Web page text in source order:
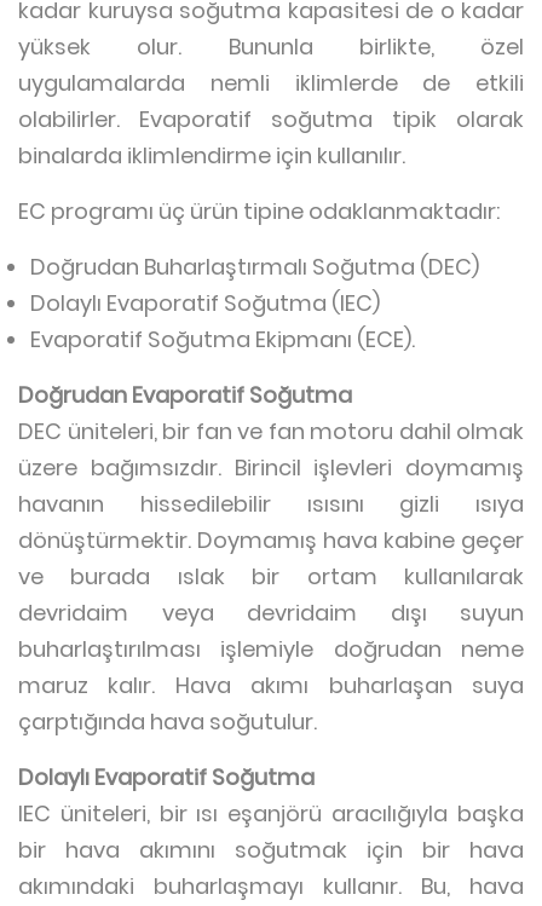
kadar kuruysa soğutma kapasitesi de o kadar
yüksek olur. Bununla birlikte, özel
uygulamalarda nemli iklimlerde de etkili
olabilirler. Evaporatif soğutma tipik olarak
binalarda iklimlendirme için kullanılır.
EC programı üç ürün tipine odaklanmaktadır:
Doğrudan Buharlaştırmalı Soğutma (DEC)
Dolaylı Evaporatif Soğutma (IEC)
Evaporatif Soğutma Ekipmanı (ECE).
Doğrudan Evaporatif Soğutma
DEC üniteleri, bir fan ve fan motoru dahil olmak
üzere bağımsızdır. Birincil işlevleri doymamış
havanın hissedilebilir ısısını gizli ısıya
dönüştürmektir. Doymamış hava kabine geçer
ve burada ıslak bir ortam kullanılarak
devridaim veya devridaim dışı suyun
buharlaştırılması işlemiyle doğrudan neme
maruz kalır. Hava akımı buharlaşan suya
çarptığında hava soğutulur.
Dolaylı Evaporatif Soğutma
IEC üniteleri, bir ısı eşanjörü aracılığıyla başka
bir hava akımını soğutmak için bir hava
akımındaki buharlaşmayı kullanır. Bu, hava